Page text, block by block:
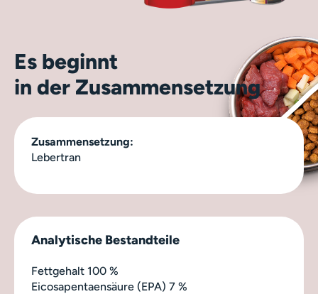
Es beginnt
in der Zusammensetzung
Zusammensetzung:
Lebertran
Analytische Bestandteile
Fettgehalt 100 %
Eicosapentaensäure (EPA) 7 %